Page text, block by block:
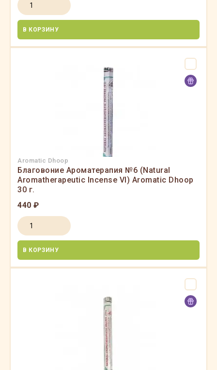
В КОРЗИНУ
Aromatic Dhoop
Благовоние Ароматерапия №6 (Natural
Aromatherapeutic Incense VI) Aromatic Dhoop
30 г.
440 ₽
В КОРЗИНУ